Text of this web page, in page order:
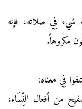
فِي صلاته، فإنه
مكروهاً.
فِي معناه:
من أفعال النِّسَاء،